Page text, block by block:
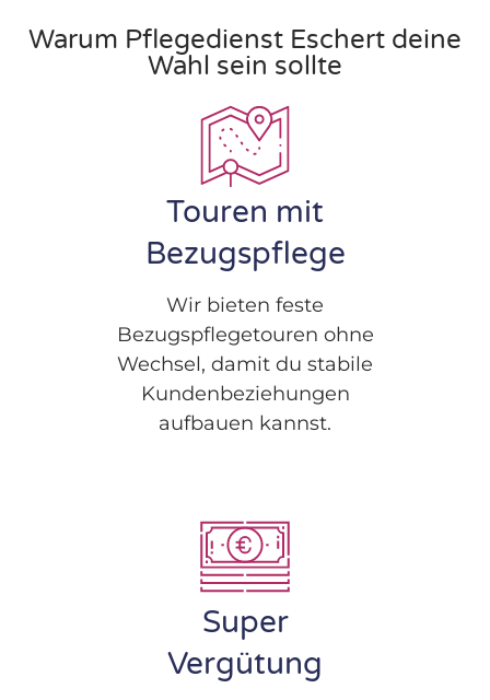
Warum Pflegedienst Eschert deine
Wahl sein sollte
Touren mit
Bezugspflege
Wir bieten feste
Bezugspflegetouren ohne
Wechsel, damit du stabile
Kundenbeziehungen
aufbauen kannst.
Super
Vergütung